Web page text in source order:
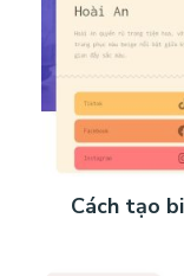
Cách tạo